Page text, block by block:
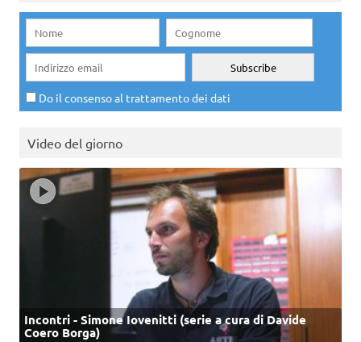
Do il consenso al trattamento dei dati
Video del giorno
Incontri - Simone Iovenitti (serie a cura di Davide
Coero Borga)